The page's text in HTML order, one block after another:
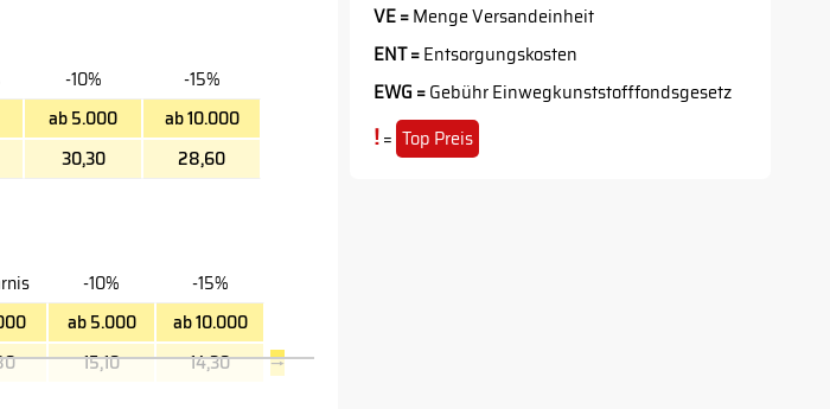
-10%
-15%
ab 5.000
ab 10.000
30,30 28,60
-10%
-15%
ab 5.000
ab 10.000
15,10 14,30 →
VE =Menge Versandeinheit
ENT =Entsorgungskosten
EWG =Gebühr Einwegkunststofffondsgesetz
!= Top Preis